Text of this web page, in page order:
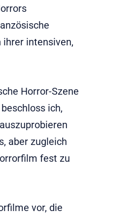
intensiven,
Horror-Szene
ich,
aber zugleich
fest zu
vor, die